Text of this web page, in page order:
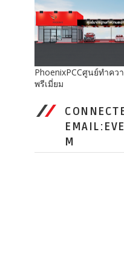
PhoenixPCCศูนย์ทำค
พรีเมี่ยม
M